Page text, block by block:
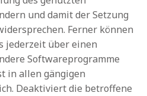
und damit der Setzung
Ferner können
jederzeit über einen
Softwareprogramme
in allen gängigen
Deaktiviert die betroffene